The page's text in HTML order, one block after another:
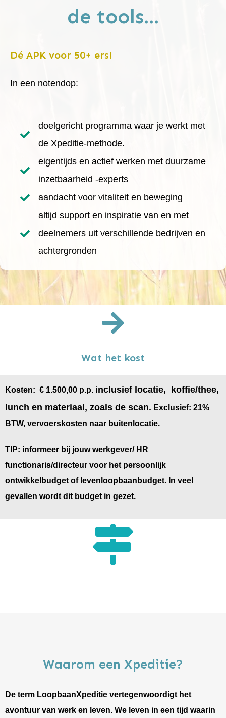
de tools...
Dé APK voor 50+ ers!
In een notendop:
doelgericht programma waar je werkt met
de Xpeditie-methode.
eigentijds en actief werken met duurzame
inzetbaarheid -experts
aandacht voor vitaliteit en beweging
altijd support en inspiratie van en met
deelnemers uit verschillende bedrijven en
achtergronden
Wat het kost
Kosten: € 1.500,00 p.p. inclusief locatie, koffie/thee,
lunch en materiaal, zoals de scan. Exclusief: 21%
BTW, vervoerskosten naar buitenlocatie.
TIP: informeer bij jouw werkgever/ HR
functionaris/directeur voor het persoonlijk
ontwikkelbudget of levenloopbaanbudget. In veel
gevallen wordt dit budget in gezet.
Waarom een Xpeditie?
De term LoopbaanXpeditie vertegenwoordigt het
avontuur van werk en leven. We leven in een tijd waarin